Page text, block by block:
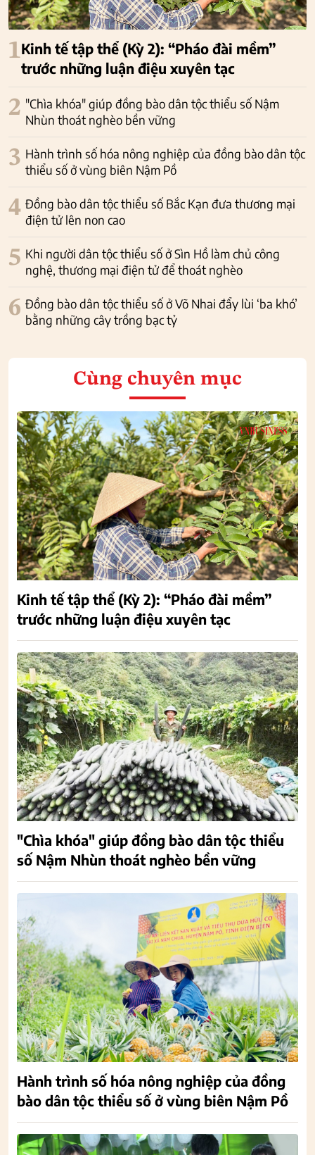
1Kinh tế tập thể (Kỳ 2): “Pháo đài mềm”
trước những luận điệu xuyên tạc
2 "Chìa khóa" giúp đồng bào dân tộc thiểu số Nậm
Nhùn thoát nghèo bền vững
3 Hành trình số hóa nông nghiệp của đồng bào dân tộc
thiểu số ở vùng biên Nậm Pồ
4 Đồng bào dân tộc thiểu số Bắc Kạn đưa thương mại
điện tử lên non cao
5 Khi người dân tộc thiểu số ở Sìn Hồ làm chủ công
nghệ, thương mại điện tử để thoát nghèo
6 Đồng bào dân tộc thiểu số ở Võ Nhai đẩy lùi ‘ba khó’
bằng những cây trồng bạc tỷ
Cùng chuyên mục
Kinh tế tập thể (Kỳ 2): “Pháo đài mềm”
trước những luận điệu xuyên tạc
"Chìa khóa" giúp đồng bào dân tộc thiểu
số Nậm Nhùn thoát nghèo bền vững
Hành trình số hóa nông nghiệp của đồng
bào dân tộc thiểu số ở vùng biên Nậm Pồ